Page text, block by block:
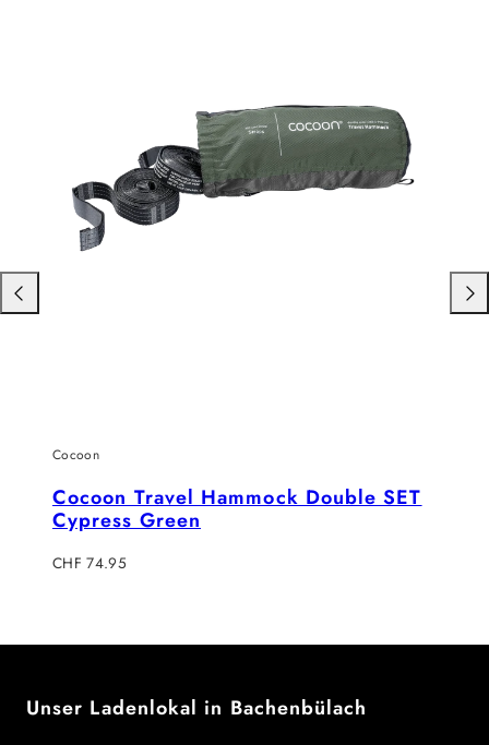
Cocoon
Cocoon Travel Hammock Double SET
Cypress Green
Regulärer
CHF 74.95
Nach
links
Nach
Unser Ladenlokal in Bachenbülach